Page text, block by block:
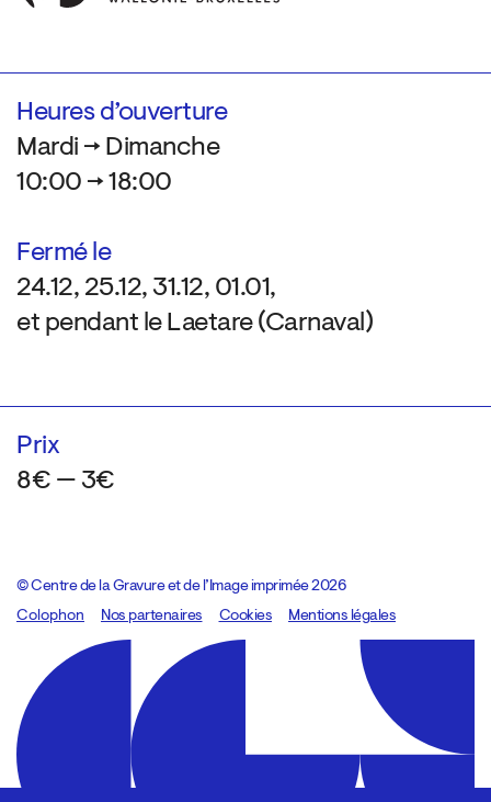
Heures d’ouverture
Mardi → Dimanche
10:00 → 18:00
Fermé le
24.12, 25.12, 31.12, 01.01,
et pendant le Laetare (Carnaval)
Prix
8€ — 3€
© Centre de la Gravure et de l’Image imprimée 2026
Colophon
Design:Marcel Kaczmarek, code:8080.studio
Nos partenaires Cookies Mentions légales